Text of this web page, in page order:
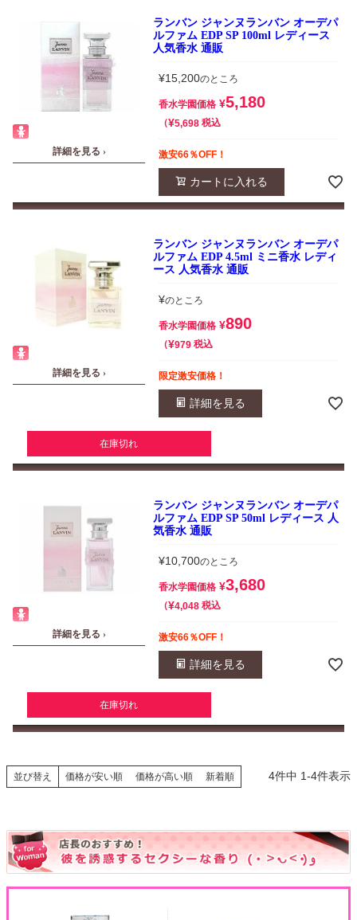
詳細を見る ›
ランバン ジャンヌランバン オーデパ
ルファム EDP SP 100ml レディース
人気香水 通販
¥15,200のところ
香水学園価格 ¥5,180
¥5,698 税込
激安66％OFF！
カートに入れる
詳細を見る ›
ランバン ジャンヌランバン オーデパ
ルファム EDP 4.5ml ミニ香水 レディ
ース 人気香水 通販
¥のところ
香水学園価格 ¥890
¥979 税込
限定激安価格！
詳細を見る
在庫切れ
詳細を見る ›
ランバン ジャンヌランバン オーデパ
ルファム EDP SP 50ml レディース 人
気香水 通販
¥10,700のところ
香水学園価格 ¥3,680
¥4,048 税込
激安66％OFF！
詳細を見る
在庫切れ
並び替え 価格が安い順 価格が高い順 新着順 4件中 1-4件表示